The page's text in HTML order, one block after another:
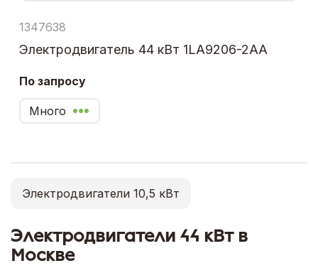
1347638
Электродвигатель 44 кВт 1LA9206-2AA
По запросу
Много
Электродвигатели 10,5 кВт
Электродвигатели 44 кВт в
Москве